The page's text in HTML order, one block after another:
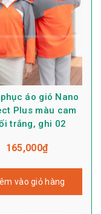
áo gió Nano
Plus màu cam
trắng, ghi 02
165,000₫
vào giỏ hàng